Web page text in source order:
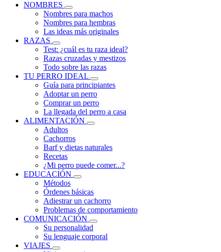
NOMBRES
Nombres para machos
Nombres para hembras
Las ideas más originales
RAZAS
Test: ¿cuál es tu raza ideal?
Razas cruzadas y mestizos
Todo sobre las razas
TU PERRO IDEAL
Guía para principiantes
Adoptar un perro
Comprar un perro
La llegada del perro a casa
ALIMENTACIÓN
Adultos
Cachorros
Barf y dietas naturales
Recetas
¿Mi perro puede comer...?
EDUCACIÓN
Métodos
Órdenes básicas
Adiestrar un cachorro
Problemas de comportamiento
COMUNICACIÓN
Su personalidad
Su lenguaje corporal
VIAJES